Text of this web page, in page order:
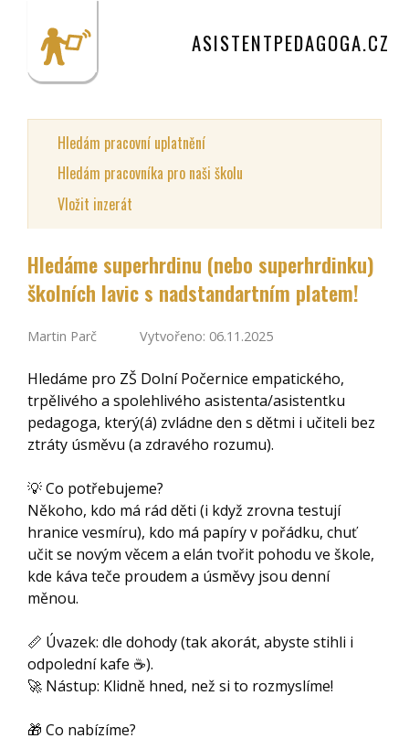
ASISTENTPEDAGOGA.CZ
Hledám pracovní uplatnění
Hledám pracovníka pro naši školu
Vložit inzerát
Hledáme superhrdinu (nebo superhrdinku)
školních lavic s nadstandartním platem!
Martin Parč Vytvořeno: 06.11.2025
Hledáme pro ZŠ Dolní Počernice empatického,
trpělivého a spolehlivého asistenta/asistentku
pedagoga, který(á) zvládne den s dětmi i učiteli bez
ztráty úsměvu (a zdravého rozumu).
💡 Co potřebujeme?
Někoho, kdo má rád děti (i když zrovna testují
hranice vesmíru), kdo má papíry v pořádku, chuť
učit se novým věcem a elán tvořit pohodu ve škole,
kde káva teče proudem a úsměvy jsou denní
měnou.
📏 Úvazek: dle dohody (tak akorát, abyste stihli i
odpolední kafe ☕).
🚀 Nástup: Klidně hned, než si to rozmyslíme!
🎁 Co nabízíme?